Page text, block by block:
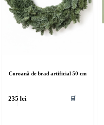
Coroană de brad artificial 50 cm
235lei 🛒